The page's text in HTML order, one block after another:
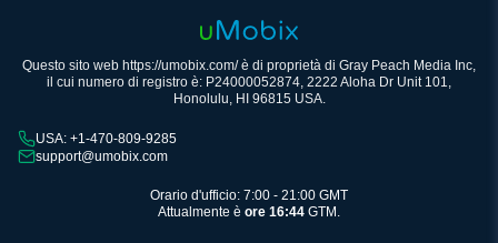
Questo sito web https://umobix.com/ è di proprietà di Gray Peach Media Inc,
il cui numero di registro è: P24000052874, 2222 Aloha Dr Unit 101,
Honolulu, HI 96815 USA.
USA: +1-470-809-9285
support@umobix.com
Orario d'ufficio: 7:00 - 21:00 GMT
Attualmente è ore 16:44 GTM.